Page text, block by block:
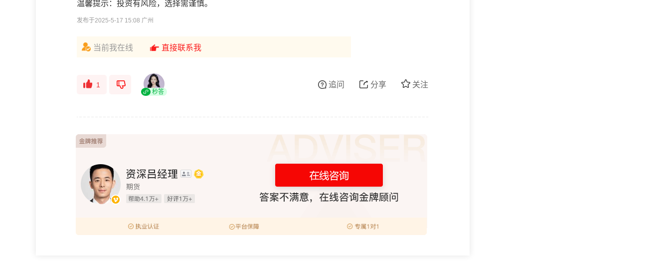
温馨提示：投资有风险，选择需谨慎。
发布于2025-5-17 15:08 广州
当前我在线 直接联系我
1
秒答
关注
分享
追问